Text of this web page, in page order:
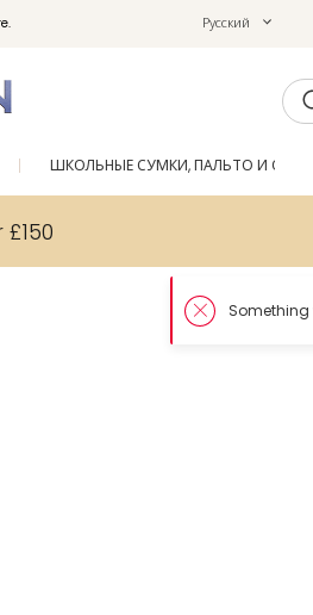
Русский
ШКОЛЬНЫЕ СУМКИ, ПАЛЬТО И ОБУВЬ